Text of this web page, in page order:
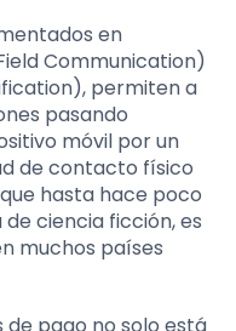
en
Communication)
permiten a
pasando
móvil por un
de contacto físico
hasta hace poco
ciencia ficción, es
muchos países